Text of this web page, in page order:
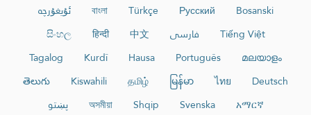
ئۇيغۇرچە
বাংলা Türkçe Русский
Bosanski
සිංහල
हिन्दी 中文 فارسی
Tiếng Việt
Tagalog
Kurdî Hausa Português
മലയാളം
తెలుగు
Kiswahili தமிழ் မြန်မာ ไทย
Deutsch
پښتو
অসমীয়া Shqip Svenska
አማርኛ